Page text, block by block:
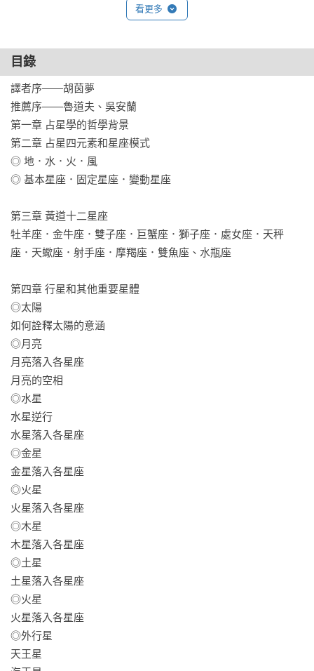
看更多
目錄
譯者序——胡茵夢
推薦序——魯道夫、吳安蘭
第一章 占星學的哲學背景
第二章 占星四元素和星座模式
◎ 地．水．火．風
◎ 基本星座．固定星座．變動星座
第三章 黃道十二星座
牡羊座．金牛座．雙子座．巨蟹座．獅子座．處女座．天秤
座．天蠍座．射手座．摩羯座．雙魚座、水瓶座
第四章 行星和其他重要星體
◎太陽
如何詮釋太陽的意涵
◎月亮
月亮落入各星座
月亮的空相
◎水星
水星逆行
水星落入各星座
◎金星
金星落入各星座
◎火星
火星落入各星座
◎木星
木星落入各星座
◎土星
土星落入各星座
◎火星
火星落入各星座
◎外行星
天王星